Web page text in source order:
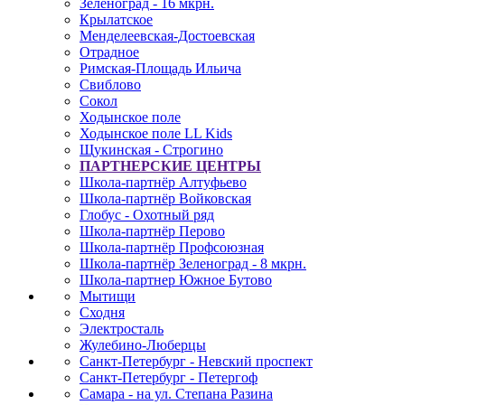
Зеленоград - 16 мкрн.
Крылатское
Менделеевская-Достоевская
Отрадное
Римская-Площадь Ильича
Свиблово
Сокол
Ходынское поле
Ходынское поле LL Kids
Щукинская - Строгино
ПАРТНЕРСКИЕ ЦЕНТРЫ
Школа-партнёр Алтуфьево
Школа-партнёр Войковская
Глобус - Охотный ряд
Школа-партнёр Перово
Школа-партнёр Профсоюзная
Школа-партнёр Зеленоград - 8 мкрн.
Школа-партнер Южное Бутово
Мытищи
Сходня
Электросталь
Жулебино-Люберцы
Санкт-Петербург - Невский проспект
Санкт-Петербург - Петергоф
Самара - на ул. Степана Разина